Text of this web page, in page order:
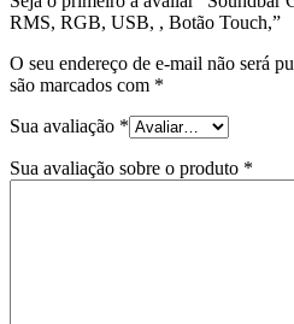
RMS, RGB, USB, , Botão Touch,”
O seu endereço de e-mail não será
são marcados com *
Sua avaliação *
Sua avaliação sobre o produto *